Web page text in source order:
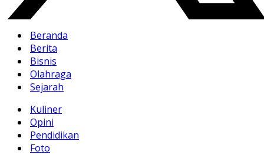
Beranda
Berita
Bisnis
Olahraga
Sejarah
Kuliner
Opini
Pendidikan
Foto